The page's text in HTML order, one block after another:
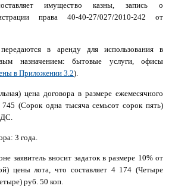
имущество казны, запись о
права 40-40-27/027/2010-242 от
в аренду для использования в
назначением: бытовые услуги, офисы
в Приложении 3.2).
цена договора в размере ежемесячного
745 (Сорок одна тысяча семьсот сорок пять)
3 года.
заявитель вносит задаток в размере 10% от
цены лота, что составляет 4 174 (Четыре
руб. 50 коп.